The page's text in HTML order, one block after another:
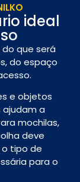
ideal
que será
do espaço
e objetos
a
mochilas,
deve
tipo de
para o